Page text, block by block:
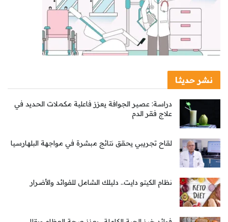
نشر حديثا
دراسة: عصير الجوافة يعزز فاعلية مكملات الحديد في
علاج فقر الدم
لقاح تجريبي يحقق نتائج مبشرة في مواجهة البلهارسيا
نظام الكيتو دايت.. دليلك الشامل للفوائد والأضرار